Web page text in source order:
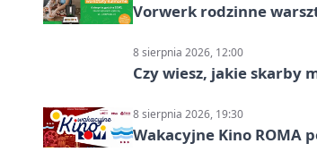
Vorwerk rodzinne
8 sierpnia 2026, 12:00
Czy wiesz, jakie skarby
8 sierpnia 2026, 19:30
Wakacyjne Kino ROMA